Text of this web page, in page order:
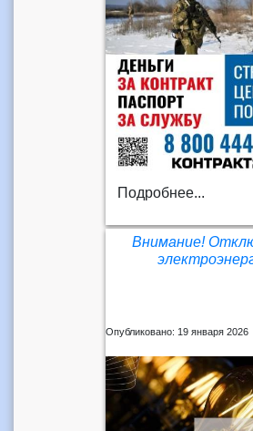
Подробнее...
Внимание!
Опубликовано: 19 января 2026